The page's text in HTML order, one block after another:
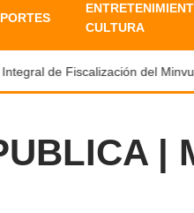
CULTURA
de Fiscalización del Minvu
|